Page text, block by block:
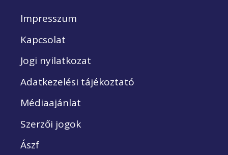
Impresszum
Kapcsolat
Jogi nyilatkozat
Adatkezelési tájékoztató
Médiaajánlat
Szerzői jogok
Ászf